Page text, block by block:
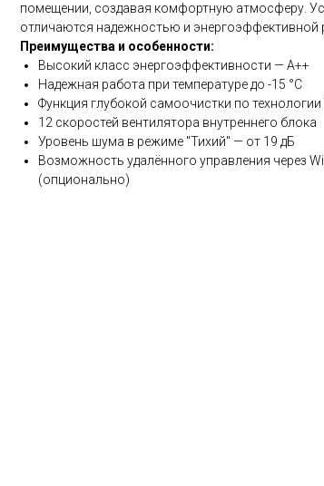
помещении, создавая комфортную атмосферу.
отличаются надежностью и энергоэффективной
Преимущества и особенности:
Высокий класс энергоэффективности — A++
Надежная работа при температуре до -15 °C
Функция глубокой самоочистки по технологии
12 скоростей вентилятора внутреннего блока
Уровень шума в режиме "Тихий" — от 19 дБ
Возможность удалённого управления через
(опционально)